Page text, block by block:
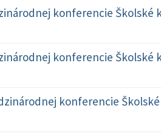
konferencie
konferencie
konferencie